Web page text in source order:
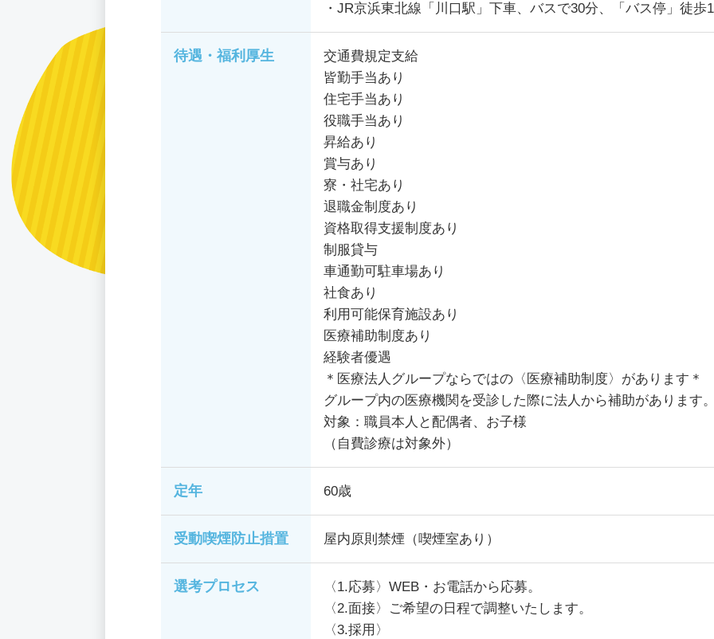
・JR京浜東北線「川口駅」下車、バスで30分、「バス停」徒歩
待遇・福利厚生
交通費規定支給
皆勤手当あり
住宅手当あり
役職手当あり
昇給あり
賞与あり
寮・社宅あり
退職金制度あり
資格取得支援制度あり
制服貸与
車通勤可駐車場あり
社食あり
利用可能保育施設あり
医療補助制度あり
経験者優遇
＊医療法人グループならではの〈医療補助制度〉があります＊
グループ内の医療機関を受診した際に法人から補助があります
対象：職員本人と配偶者、お子様
（自費診療は対象外）
定年 60歳
受動喫煙防止措置 屋内原則禁煙（喫煙室あり）
選考プロセス
〈1.応募〉WEB・お電話から応募。
〈2.面接〉ご希望の日程で調整いたします。
〈3.採用〉